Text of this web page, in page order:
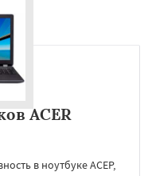
ACER
в ноутбуке АСЕР,